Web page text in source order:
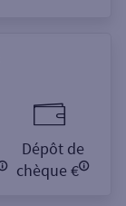
Dépôt de
chèque €